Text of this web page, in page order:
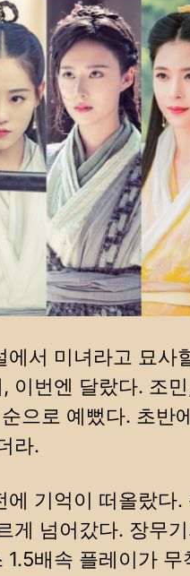
서 미녀라고 묘사
이번엔 달랐다. 조
으로 예뻤다. 초반
라.
기억이 떠올랐다.
게 넘어갔다. 장무
배속 플레이가 무